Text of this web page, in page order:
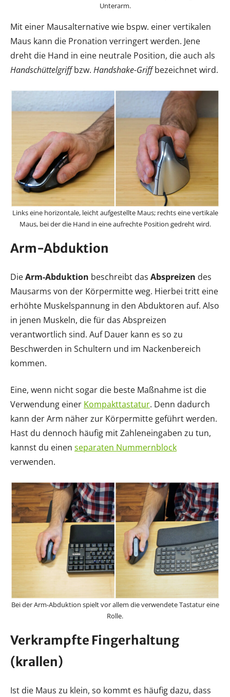
Unterarm.
Mit einer Mausalternative wie bspw. einer vertikalen
Maus kann die Pronation verringert werden. Jene
dreht die Hand in eine neutrale Position, die auch als
Handschüttelgriffbzw. Handshake-Griffbezeichnet wird.
Links eine horizontale, leicht aufgestellte Maus; rechts eine vertikale
Maus, bei der die Hand in eine aufrechte Position gedreht wird.
Arm-Abduktion
DieArm-Abduktion beschreibt das Abspreizen des
Mausarms von der Körpermitte weg. Hierbei tritt eine
erhöhte Muskelspannung in den Abduktoren auf. Also
in jenen Muskeln, die für das Abspreizen
verantwortlich sind. Auf Dauer kann es so zu
Beschwerden in Schultern und im Nackenbereich
kommen.
Eine, wenn nicht sogar die beste Maßnahme ist die
Verwendung einer Kompakttastatur. Denn dadurch
kann der Arm näher zur Körpermitte geführt werden.
Hast du dennoch häufig mit Zahleneingaben zu tun,
kannst du einen separaten Nummernblock
verwenden.
Bei der Arm-Abduktion spielt vor allem die verwendete Tastatur eine
Rolle.
Verkrampfte Fingerhaltung
(krallen)
Ist die Maus zu klein, so kommt es häufig dazu, dass